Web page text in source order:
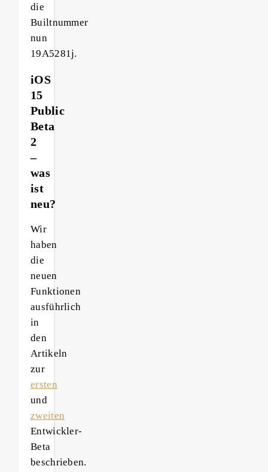
die
Builtnummer
nun
19A5281j.
iOS
15
Public
Beta
2
–
was
ist
neu?
Wir
haben
die
neuen
Funktionen
ausführlich
in
den
Artikeln
zur
ersten
und
zweiten
Entwickler-
Beta
beschrieben.